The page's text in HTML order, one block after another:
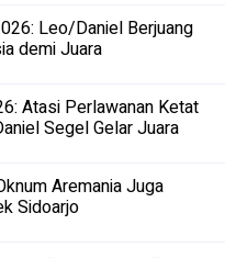
Leo/Daniel Berjuang
demi Juara
Atasi Perlawanan Ketat
Segel Gelar Juara
Aremania Juga
Sidoarjo